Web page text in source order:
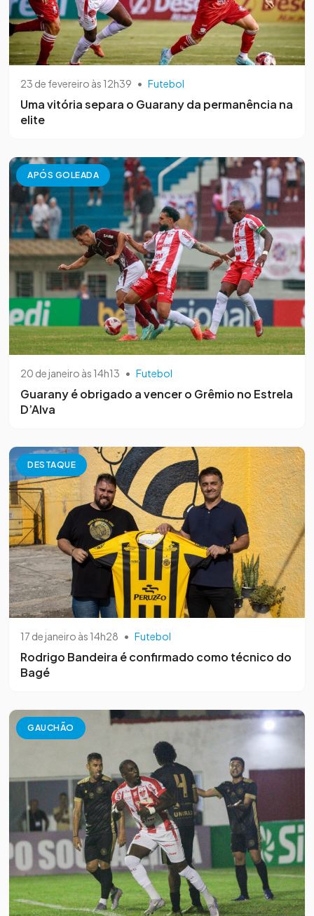
23 de fevereiro às 12h39 • Futebol
Uma vitória separa o Guarany da permanência na
elite
APÓS GOLEADA
20 de janeiro às 14h13 • Futebol
Guarany é obrigado a vencer o Grêmio no Estrela
D’Alva
DESTAQUE
17 de janeiro às 14h28 • Futebol
Rodrigo Bandeira é confirmado como técnico do
Bagé
GAUCHÃO